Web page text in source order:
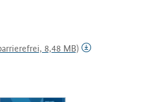
8,48 MB)